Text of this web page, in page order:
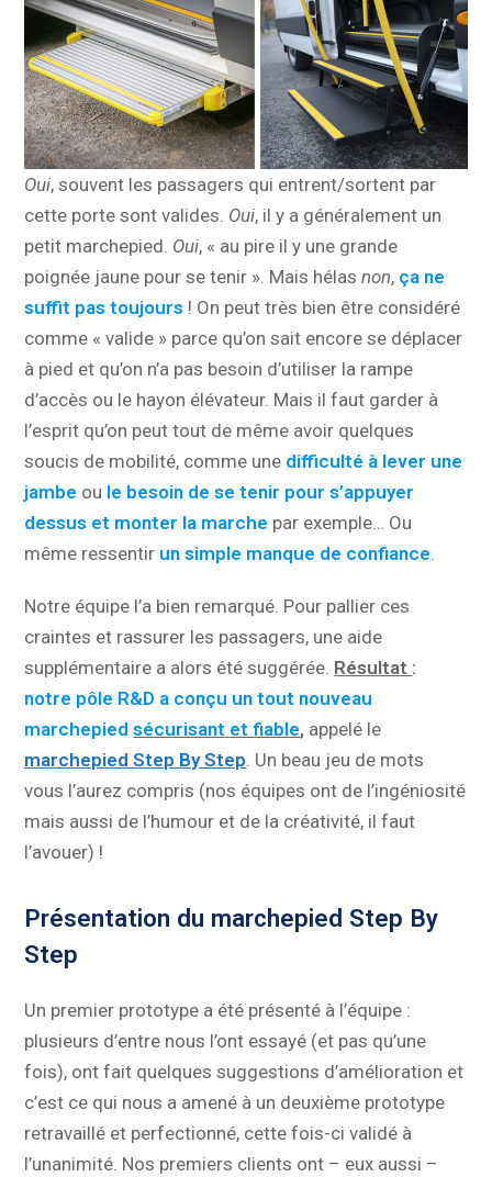
Oui, souvent les passagers qui entrent/sortent par
cette porte sont valides. Oui, il y a généralement un
petit marchepied. Oui, « au pire il y une grande
poignée jaune pour se tenir ». Mais hélasnon, ça ne
suffit pas toujours ! On peut très bien être considéré
comme « valide » parce qu’on sait encore se déplacer
à pied et qu’on n’a pas besoin d’utiliser la rampe
d’accès ou le hayon élévateur. Mais il faut garder à
l’esprit qu’on peut tout de même avoir quelques
soucis de mobilité, comme une difficulté à lever une
jambe ou le besoin de se tenir pour s’appuyer
dessus et monter la marche par exemple… Ou
même ressentir un simple manque de confiance.
Notre équipe l’a bien remarqué. Pour pallier ces
craintes et rassurer les passagers, une aide
supplémentaire a alors été suggérée. Résultat :
notre pôle R&D a conçu un tout nouveau
marchepiedsécurisant et fiable, appelé le
marchepied Step By Step . Un beau jeu de mots
vous l’aurez compris (nos équipes ont de l’ingéniosité
mais aussi de l’humour et de la créativité, il faut
l’avouer) !
Présentation du marchepied Step By
Step
Un premier prototype a été présenté à l’équipe :
plusieurs d’entre nous l’ont essayé (et pas qu’une
fois), ont fait quelques suggestions d’amélioration et
c’est ce qui nous a amené à un deuxième prototype
retravaillé et perfectionné, cette fois-ci validé à
l’unanimité. Nos premiers clients ont – eux aussi –